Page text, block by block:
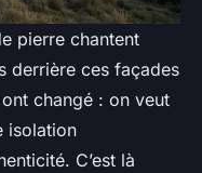
pierre chantent
derrière ces façades
changé : on veut
isolation
C’est là